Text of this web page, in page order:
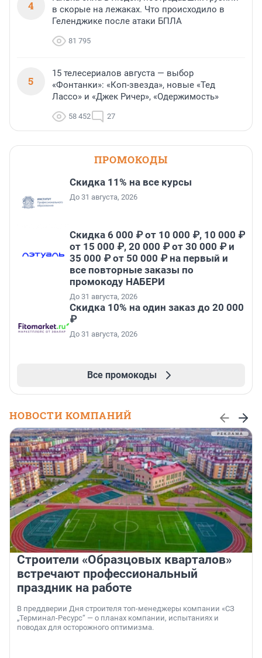
4
в скорые на лежаках. Что происходило в
Геленджике после атаки БПЛА
81 795
5
15 телесериалов августа — выбор
«Фонтанки»: «Коп-звезда», новые «Тед
Лассо» и «Джек Ричер», «Одержимость»
58 452 27
ПРОМОКОДЫ
Скидка 11% на все курсы
До 31 августа, 2026
Скидка 6 000 ₽ от 10 000 ₽, 10 000 ₽
от 15 000 ₽, 20 000 ₽ от 30 000 ₽ и
35 000 ₽ от 50 000 ₽ на первый и
все повторные заказы по
промокоду НАБЕРИ
До 31 августа, 2026
Скидка 10% на один заказ до 20 000
₽
До 31 августа, 2026
Все промокоды
НОВОСТИ КОМПАНИЙ
Строители «Образцовых кварталов»
встречают профессиональный
праздник на работе
В преддверии Дня строителя топ-менеджеры компании «СЗ
„Терминал-Ресурс“ — о планах компании, испытаниях и
поводах для осторожного оптимизма.